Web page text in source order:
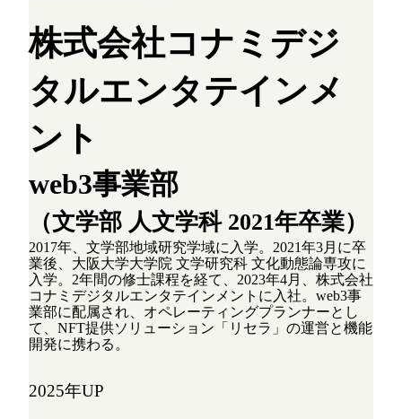
株式会社コナミデジ
タルエンタテインメ
ント
web3事業部
（文学部 人文学科 2021年卒業）
2017年、文学部地域研究学域に入学。2021年3月に卒
業後、大阪大学大学院 文学研究科 文化動態論専攻に
入学。2年間の修士課程を経て、2023年4月、株式会社
コナミデジタルエンタテインメントに入社。web3事
業部に配属され、オペレーティングプランナーとし
て、NFT提供ソリューション「リセラ」の運営と機能
開発に携わる。
2025年UP